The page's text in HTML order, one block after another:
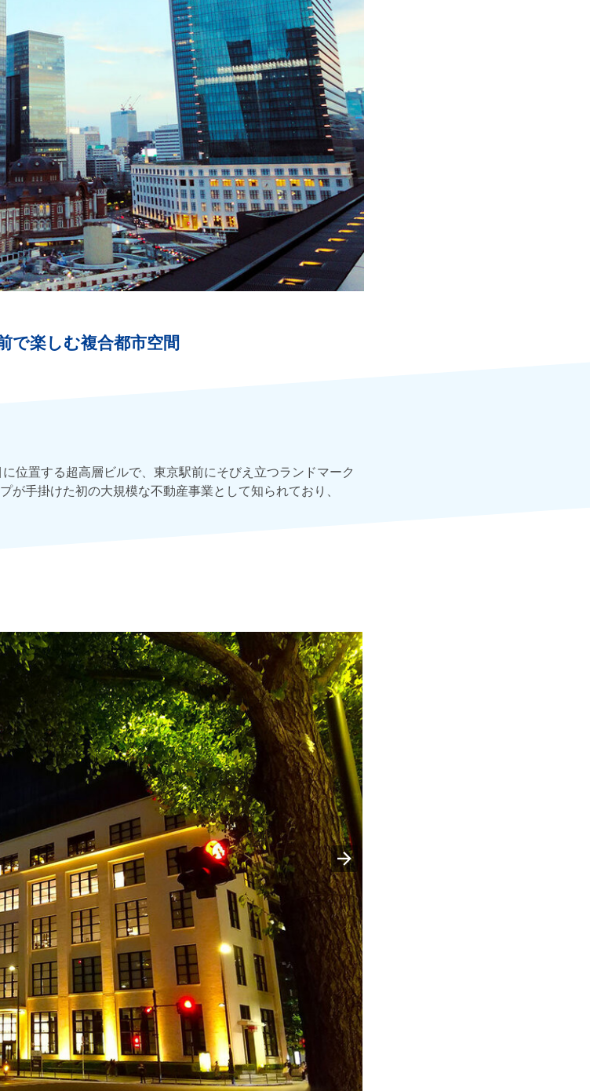
で楽しむ複合都市空間
位置する超高層ビルで、東京駅前にそびえ立つランドマーク
手掛けた初の大規模な不動産事業として知られており、